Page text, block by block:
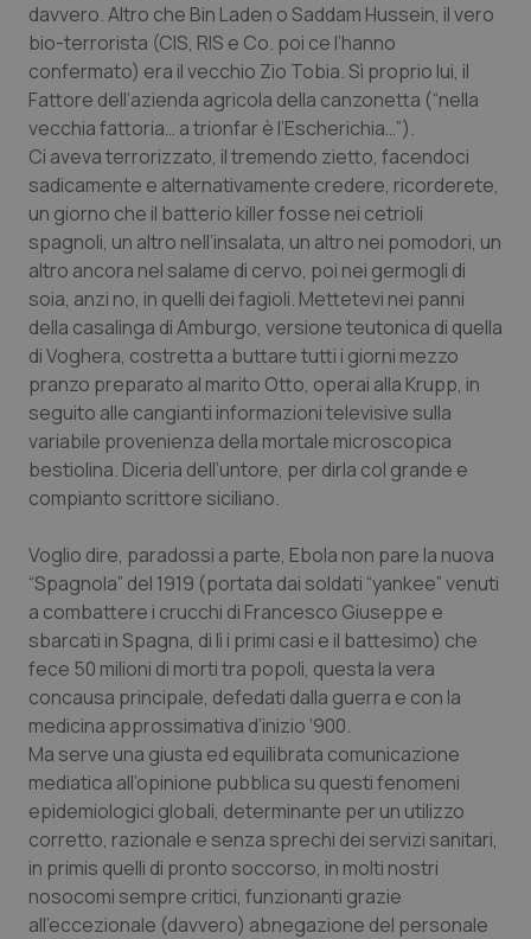
Molise
Piemonte
Provincia Autonoma di Bolzano
Provincia Autonoma di Trento
Puglia
Sardegna
Sicilia
Toscana
Valle D’Aosta
Veneto
Epatiti
HIV
Infezioni & Febbre
Ipertensione & Scompenso
Malattie rare
Malattia di Crohn & Rettocolite Ulcerosa
Neuroscienze & patologie neurodegenerative
Obesità
Oncodermatologia
Oncoematologia
Oncologia & Nutrizione
Psoriasi & pelle
Quotidiano Cardiologia
Quotidiano Chirurgia
davvero. Altro che Bin Laden o Saddam Hussein, il vero
bio-terrorista (CIS, RIS e Co. poi ce l’hanno
confermato) era il vecchio Zio Tobia. Sì proprio lui, il
Fattore dell’azienda agricola della canzonetta (“nella
vecchia fattoria… a trionfar è l’Escherichia…”).
Ci aveva terrorizzato, il tremendo zietto, facendoci
sadicamente e alternativamente credere, ricorderete,
un giorno che il batterio killer fosse nei cetrioli
spagnoli, un altro nell’insalata, un altro nei pomodori, un
altro ancora nel salame di cervo, poi nei germogli di
soia, anzi no, in quelli dei fagioli. Mettetevi nei panni
della casalinga di Amburgo, versione teutonica di quella
di Voghera, costretta a buttare tutti i giorni mezzo
pranzo preparato al marito Otto, operai alla Krupp, in
seguito alle cangianti informazioni televisive sulla
variabile provenienza della mortale microscopica
bestiolina. Diceria dell’untore, per dirla col grande e
compianto scrittore siciliano.
Voglio dire, paradossi a parte, Ebola non pare la nuova
“Spagnola” del 1919 (portata dai soldati “yankee” venuti
a combattere i crucchi di Francesco Giuseppe e
sbarcati in Spagna, di lì i primi casi e il battesimo) che
fece 50 milioni di morti tra popoli, questa la vera
concausa principale, defedati dalla guerra e con la
medicina approssimativa d’inizio ‘900.
Ma serve una giusta ed equilibrata comunicazione
mediatica all’opinione pubblica su questi fenomeni
epidemiologici globali, determinante per un utilizzo
corretto, razionale e senza sprechi dei servizi sanitari,
in primis quelli di pronto soccorso, in molti nostri
nosocomi sempre critici, funzionanti grazie
all’eccezionale (davvero) abnegazione del personale